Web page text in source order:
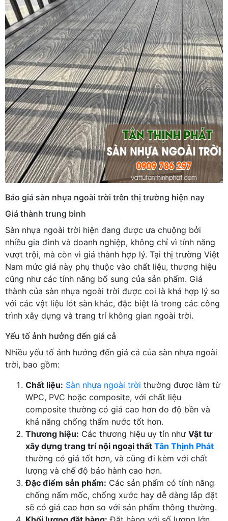
Báo giá sàn nhựa ngoài trời trên thị trường hiện nay
Giá thành trung bình
Sàn nhựa ngoài trời hiện đang được ưa chuộng bởi
nhiều gia đình và doanh nghiệp, không chỉ vì tính năng
vượt trội, mà còn vì giá thành hợp lý. Tại thị trường Việt
Nam mức giá này phụ thuộc vào chất liệu, thương hiệu
cũng như các tính năng bổ sung của sản phẩm. Giá
thành của sàn nhựa ngoài trời được coi là khá hợp lý so
với các vật liệu lót sàn khác, đặc biệt là trong các công
trình xây dựng và trang trí không gian ngoài trời.
Yếu tố ảnh hưởng đến giá cả
Nhiều yếu tố ảnh hưởng đến giá cả của sàn nhựa ngoài
trời, bao gồm:
Chất liệu: Sàn nhựa ngoài trời thường được làm từ
WPC, PVC hoặc composite, với chất liệu
composite thường có giá cao hơn do độ bền và
khả năng chống thấm nước tốt hơn.
Thương hiệu: Các thương hiệu uy tín như Vật tư
xây dựng trang trí nội ngoại thất Tân Thịnh Phát
thường có giá tốt hơn, và cũng đi kèm với chất
lượng và chế độ bảo hành cao hơn.
Đặc điểm sản phẩm: Các sản phẩm có tính năng
chống nấm mốc, chống xước hay dễ dàng lắp đặt
sẽ có giá cao hơn so với sản phẩm thông thường.